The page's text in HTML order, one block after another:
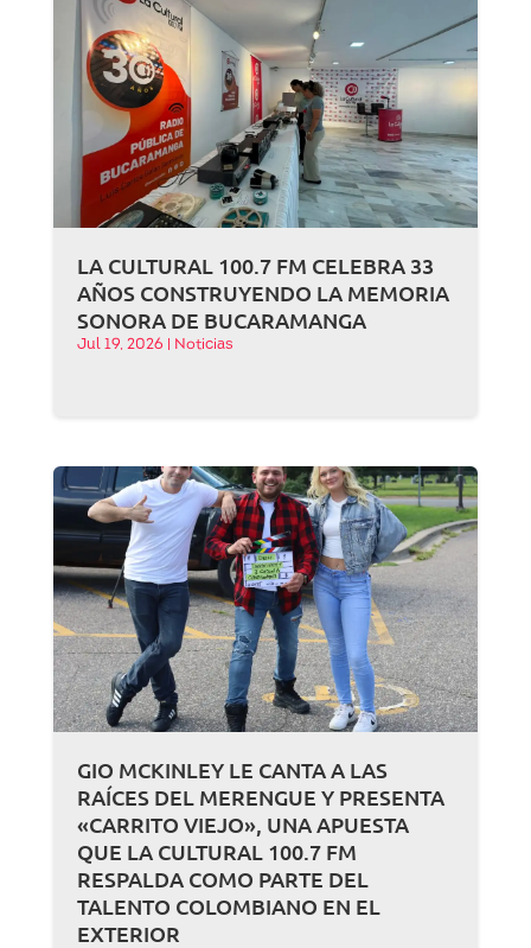
LA CULTURAL 100.7 FM CELEBRA 33
AÑOS CONSTRUYENDO LA MEMORIA
SONORA DE BUCARAMANGA
Jul 19, 2026 Noticias
GIO MCKINLEY LE CANTA A LAS
RAÍCES DEL MERENGUE Y PRESENTA
«CARRITO VIEJO», UNA APUESTA
QUE LA CULTURAL 100.7 FM
RESPALDA COMO PARTE DEL
TALENTO COLOMBIANO EN EL
EXTERIOR